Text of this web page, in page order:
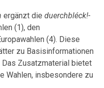
ergänzt die duerchbléck!-
(1), den
(4). Diese
zu Basisinformationen
Das Zusatzmaterial bietet
Wahlen, insbesondere zu